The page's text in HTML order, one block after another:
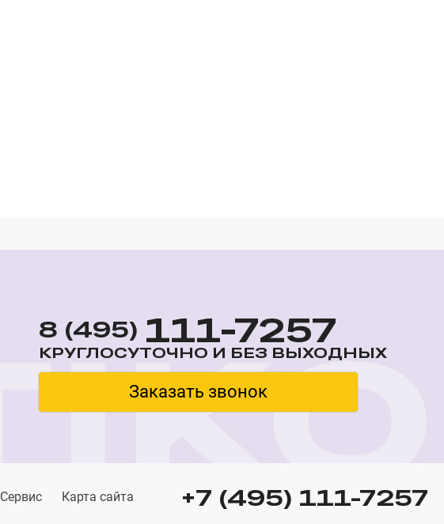
8 (495) 111-7257
КРУГЛОСУТОЧНО И БЕЗ ВЫХОДНЫХ
Заказать звонок
Сервис Карта сайта +7 (495) 111-7257